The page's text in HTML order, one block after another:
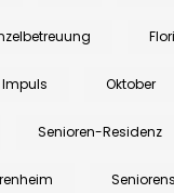
Impuls Oktober
Senioren-Residenz